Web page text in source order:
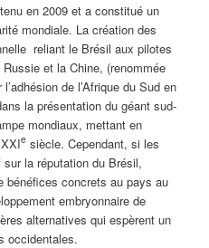
en 2009 et a constitué un
mondiale. La création des
reliant le Brésil aux pilotes
et la Chine, (renommée
de l’Afrique du Sud en
la présentation du géant sud-
mondiaux, mettant en
e siècle. Cependant, si les
la réputation du Brésil,
bénéfices concrets au pays au
embryonnaire de
alternatives qui espèrent un
occidentales.